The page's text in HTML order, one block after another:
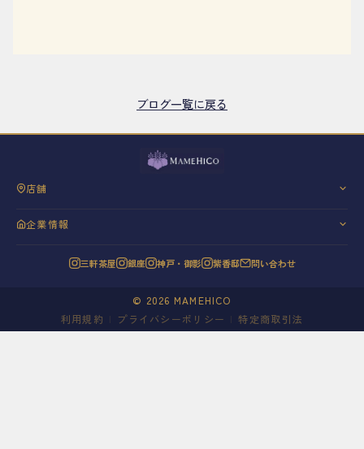
ブログ一覧に戻る
店舗
神戸・御影
企業情報
20年の歩み
三軒茶屋 銀座 神戸・御影 紫香邸 問い合わせ
© 2026 MAMEHICO
利用規約
プライバシーポリシー 特定商取引法